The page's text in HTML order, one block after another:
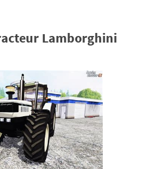
Lamborghini